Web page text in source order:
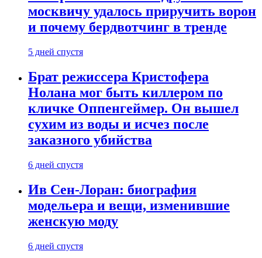
москвичу удалось приручить ворон
и почему бердвотчинг в тренде
5 дней спустя
Брат режиссера Кристофера
Нолана мог быть киллером по
кличке Оппенгеймер. Он вышел
сухим из воды и исчез после
заказного убийства
6 дней спустя
Ив Сен-Лоран: биография
модельера и вещи, изменившие
женскую моду
6 дней спустя